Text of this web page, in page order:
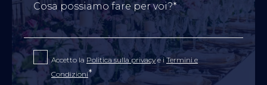
Cosa possiamo fare per voi?*
Accetto la Politica sulla privacye iTermini e
Condizioni*